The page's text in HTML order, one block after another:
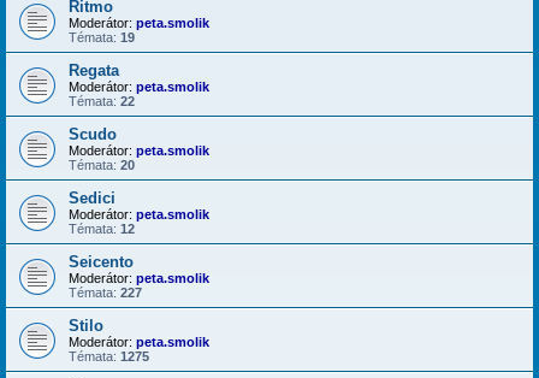
Ritmo
Moderátor: peta.smolik
Témata: 19
Regata
Moderátor: peta.smolik
Témata: 22
Scudo
Moderátor: peta.smolik
Témata: 20
Sedici
Moderátor: peta.smolik
Témata: 12
Seicento
Moderátor: peta.smolik
Témata: 227
Stilo
Moderátor: peta.smolik
Témata: 1275